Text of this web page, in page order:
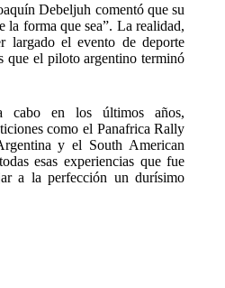
Debeljuh comentó que su
forma que sea”. La realidad,
largado el evento de deporte
que el piloto argentino terminó
cabo en los últimos años,
como el Panafrica Rally
y el South American
esas experiencias que fue
a la perfección un durísimo